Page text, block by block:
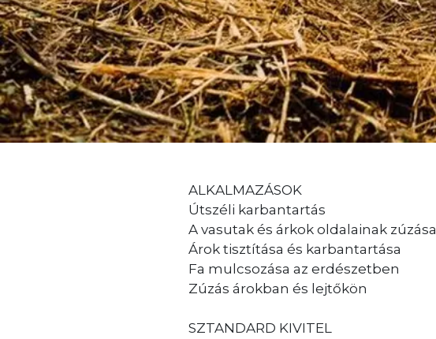
ALKALMAZÁSOK
Útszéli karbantartás
A vasutak és árkok oldalainak zúzása
Árok tisztítása és karbantartása
Fa mulcsozása az erdészetben
Zúzás árokban és lejtőkön
SZTANDARD KIVITEL